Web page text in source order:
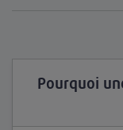
Pourquoi